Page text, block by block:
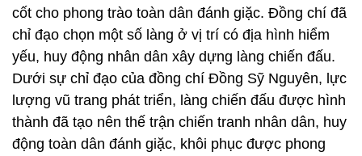
cốt cho phong trào toàn dân đánh giặc. Đồng chí đã
chỉ đạo chọn một số làng ở vị trí có địa hình hiểm
yếu, huy động nhân dân xây dựng làng chiến đấu.
Dưới sự chỉ đạo của đồng chí Đồng Sỹ Nguyên, lực
lượng vũ trang phát triển, làng chiến đấu được hình
thành đã tạo nên thế trận chiến tranh nhân dân, huy
động toàn dân đánh giặc, khôi phục được phong